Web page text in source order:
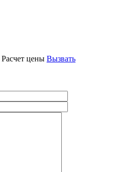
Расчет цены Вызвать